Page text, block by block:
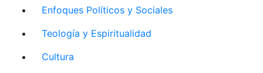
Enfoques Políticos y Sociales
Teología y Espiritualidad
Cultura